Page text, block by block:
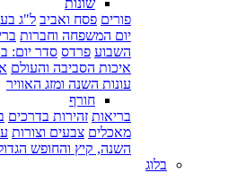
שונות
פורים פסח ואביב ל"ג
יום המשפחה וחברות
השבוע פרדס סדר יום:
איכות הסביבה והעולם
עונות השנה ומזג האוויר
חורף
בריאות זהירות בדרכים
מאכלים צבעים וצורות
השנה, קיץ והחופש
בלוג